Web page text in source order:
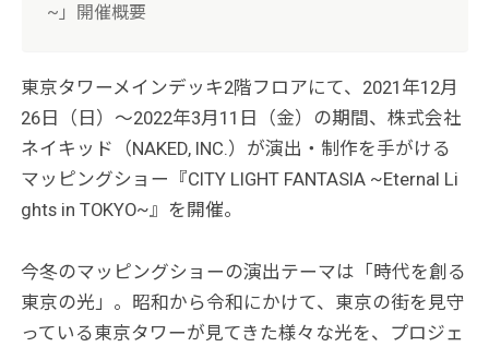
~」開催概要
東京タワーメインデッキ2階フロアにて、2021年12月
26日（日）〜2022年3月11日（金）の期間、株式会社
ネイキッド（NAKED, INC.）が演出・制作を手がける
マッピングショー『CITY LIGHT FANTASIA ~Eternal Li
ghts in TOKYO~』を開催。
今冬のマッピングショーの演出テーマは「時代を創る
東京の光」。昭和から令和にかけて、東京の街を見守
っている東京タワーが見てきた様々な光を、プロジェ